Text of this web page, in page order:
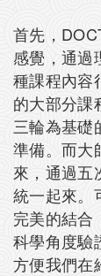
首先，
感覺，通過
種課程內容
的大部分課
三輪為基礎
準備。而大
來，通過五
統一起來。
完美的結合
科學角度驗
方便我們在